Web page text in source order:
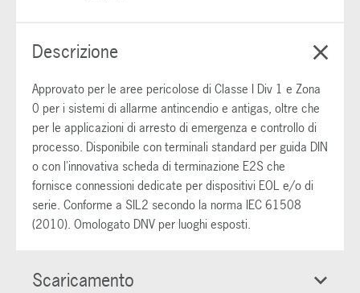
Descrizione
Approvato per le aree pericolose di Classe I Div 1 e Zona
0 per i sistemi di allarme antincendio e antigas, oltre che
per le applicazioni di arresto di emergenza e controllo di
processo. Disponibile con terminali standard per guida DIN
o con l'innovativa scheda di terminazione E2S che
fornisce connessioni dedicate per dispositivi EOL e/o di
serie. Conforme a SIL2 secondo la norma IEC 61508
(2010). Omologato DNV per luoghi esposti.
Scaricamento